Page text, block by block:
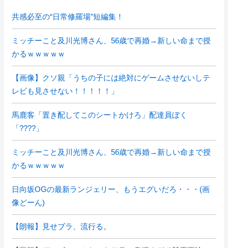
共感必至の“日常修羅場”短編集！
ミッチーこと及川光博さん、56歳で再婚→新しい命まで授
かるｗｗｗｗｗ
【画像】クソ親「うちの子には絶対にゲームさせないしテ
レビも見させない！！！！！」
馬鹿客「置き配してこのシートかけろ」配達員ぼく
「????」
ミッチーこと及川光博さん、56歳で再婚→新しい命まで授
かるｗｗｗｗｗ
日向坂OGの最新ランジェリー、もうエグいだろ・・・(画
像どーん)
【朗報】見せブラ、流行る。